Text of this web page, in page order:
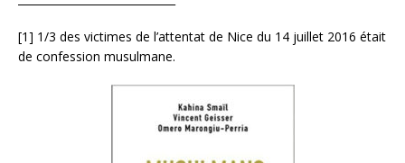
[1] 1/3 des victimes de l’attentat de Nice du 14 juillet 2016 était
de confession musulmane.